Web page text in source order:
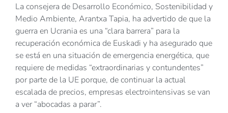
La consejera de Desarrollo Económico, Sostenibilidad y
Medio Ambiente, Arantxa Tapia, ha advertido de que la
guerra en Ucrania es una “clara barrera” para la
recuperación económica de Euskadi y ha asegurado que
se está en una situación de emergencia energética, que
requiere de medidas “extraordinarias y contundentes”
por parte de la UE porque, de continuar la actual
escalada de precios, empresas electrointensivas se van
a ver “abocadas a parar”.